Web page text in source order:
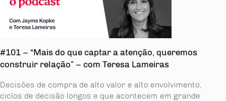
#101 – “Mais do que captar a atenção, queremos
construir relação” – com Teresa Lameiras
Decisões de compra de alto valor e alto envolvimento,
ciclos de decisão longos e que acontecem em grande